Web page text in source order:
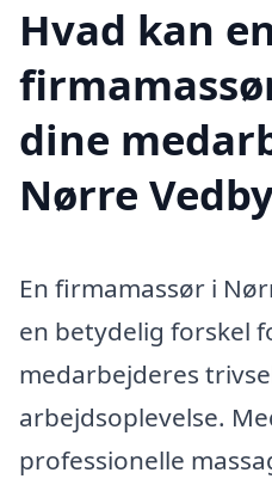
Hvad kan
dine
Nørre
En firmamassør i
en betydelig forskel
medarbejderes
arbejdsoplevelse.
professionelle